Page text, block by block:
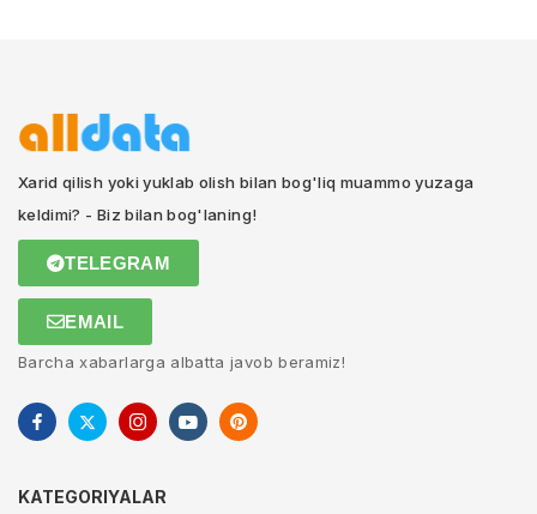
Xarid qilish yoki yuklab olish bilan bog'liq muammo yuzaga
keldimi? - Biz bilan bog'laning!
TELEGRAM
EMAIL
Barcha xabarlarga albatta javob beramiz!
KATEGORIYALAR